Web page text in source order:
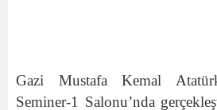
Gazi Mustafa Kemal
Seminer-1 Salonu’nda